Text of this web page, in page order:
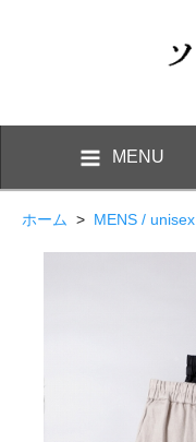
MENU
ホーム > MENS / unisex